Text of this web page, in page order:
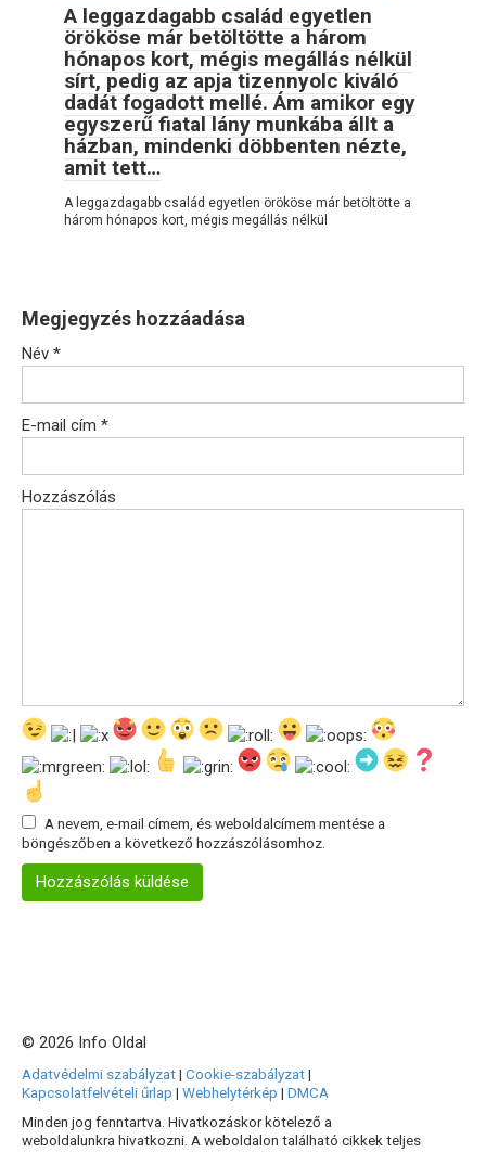
A leggazdagabb család egyetlen
örököse már betöltötte a három
hónapos kort, mégis megállás nélkül
sírt, pedig az apja tizennyolc kiváló
dadát fogadott mellé. Ám amikor egy
egyszerű fiatal lány munkába állt a
házban, mindenki döbbenten nézte,
amit tett…
A leggazdagabb család egyetlen örököse már betöltötte a
három hónapos kort, mégis megállás nélkül
Megjegyzés hozzáadása
Név *
E-mail cím *
Hozzászólás
A nevem, e-mail címem, és weboldalcímem mentése a
böngészőben a következő hozzászólásomhoz.
© 2026 Info Oldal
Adatvédelmi szabályzat| Cookie-szabályzat|
Kapcsolatfelvételi űrlap | Webhelytérkép | DMCA
Minden jog fenntartva. Hivatkozáskor kötelező a
weboldalunkra hivatkozni. A weboldalon található cikkek teljes